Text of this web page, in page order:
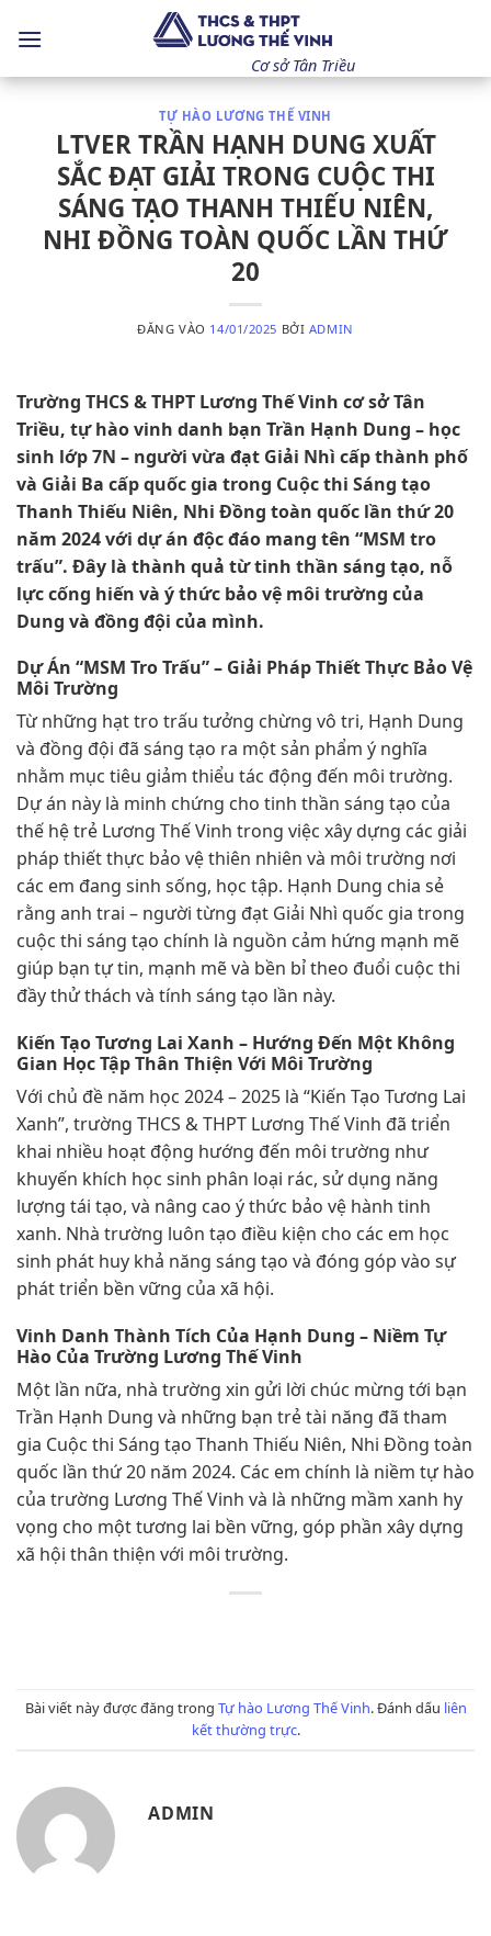
qua
Cơ sở Tân Triều
TỰ HÀO LƯƠNG THẾ VINH
LTVER TRẦN HẠNH DUNG XUẤT
SẮC ĐẠT GIẢI TRONG CUỘC THI
SÁNG TẠO THANH THIẾU NIÊN,
NHI ĐỒNG TOÀN QUỐC LẦN THỨ
20
ĐĂNG VÀO 14/01/2025 BỞI ADMIN
Trường THCS & THPT Lương Thế Vinh cơ sở Tân
Triều, tự hào vinh danh bạn Trần Hạnh Dung – học
sinh lớp 7N – người vừa đạt Giải Nhì cấp thành phố
và Giải Ba cấp quốc gia trong Cuộc thi Sáng tạo
Thanh Thiếu Niên, Nhi Đồng toàn quốc lần thứ 20
năm 2024 với dự án độc đáo mang tên “MSM tro
trấu”. Đây là thành quả từ tinh thần sáng tạo, nỗ
lực cống hiến và ý thức bảo vệ môi trường của
Dung và đồng đội của mình.
Dự Án “MSM Tro Trấu” – Giải Pháp Thiết Thực Bảo Vệ
Môi Trường
Từ những hạt tro trấu tưởng chừng vô tri, Hạnh Dung
và đồng đội đã sáng tạo ra một sản phẩm ý nghĩa
nhằm mục tiêu giảm thiểu tác động đến môi trường.
Dự án này là minh chứng cho tinh thần sáng tạo của
thế hệ trẻ Lương Thế Vinh trong việc xây dựng các giải
pháp thiết thực bảo vệ thiên nhiên và môi trường nơi
các em đang sinh sống, học tập. Hạnh Dung chia sẻ
rằng anh trai – người từng đạt Giải Nhì quốc gia trong
cuộc thi sáng tạo chính là nguồn cảm hứng mạnh mẽ
giúp bạn tự tin, mạnh mẽ và bền bỉ theo đuổi cuộc thi
đầy thử thách và tính sáng tạo lần này.
Kiến Tạo Tương Lai Xanh – Hướng Đến Một Không
Gian Học Tập Thân Thiện Với Môi Trường
Với chủ đề năm học 2024 – 2025 là “Kiến Tạo Tương Lai
Xanh”, trường THCS & THPT Lương Thế Vinh đã triển
khai nhiều hoạt động hướng đến môi trường như
khuyến khích học sinh phân loại rác, sử dụng năng
lượng tái tạo, và nâng cao ý thức bảo vệ hành tinh
xanh. Nhà trường luôn tạo điều kiện cho các em học
sinh phát huy khả năng sáng tạo và đóng góp vào sự
phát triển bền vững của xã hội.
Vinh Danh Thành Tích Của Hạnh Dung – Niềm Tự
Hào Của Trường Lương Thế Vinh
Một lần nữa, nhà trường xin gửi lời chúc mừng tới bạn
Trần Hạnh Dung và những bạn trẻ tài năng đã tham
gia Cuộc thi Sáng tạo Thanh Thiếu Niên, Nhi Đồng toàn
quốc lần thứ 20 năm 2024. Các em chính là niềm tự hào
của trường Lương Thế Vinh và là những mầm xanh hy
vọng cho một tương lai bền vững, góp phần xây dựng
xã hội thân thiện với môi trường.
Bài viết này được đăng trong Tự hào Lương Thế Vinh. Đánh dấu liên
kết thường trực.
ADMIN